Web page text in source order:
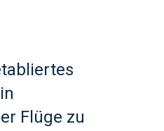
Flüge zu